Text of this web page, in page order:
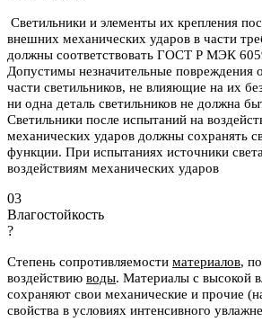
Светильники и элементы их крепления
внешних механических ударов в части
должны соответствовать ГОСТ Р МЭК
Допустимы незначительные повреждения
части светильников, не влияющие на их
ни одна деталь светильников не должна
Светильники после испытаний на
механических ударов должны сохранять
функции. При испытаниях источники
воздействиям механических ударов
03
Влагостойкость
?
Степень сопротивляемости материалов,
воздействию воды. Материалы с высокой
сохраняют свои механические и прочие
свойства в условиях интенсивного